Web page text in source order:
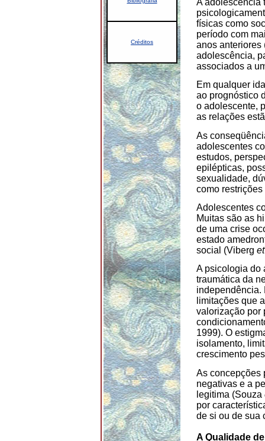
Créditos
A adolescência
físicas como
período com
anos
adolescência,
associados a
Em qualquer
ao prognóstico
o adolescente,
as relações
As
adolescentes
estudos,
epilépticas,
sexualidade,
como restrições
Adolescentes
Muitas são as
de uma crise
estado
social (Viberg
A psicologia do
traumática da
independência.
limitações que
valorização por
1999). O
isolamento,
crescimento
As concepções
negativas e a
legitima (Souza
por
de si ou de sua
A Qualidade